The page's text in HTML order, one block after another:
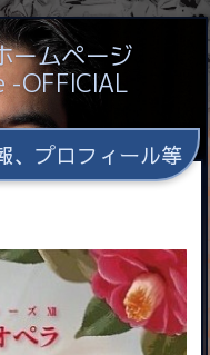
ームページ
-OFFICIAL
、プロフィール等